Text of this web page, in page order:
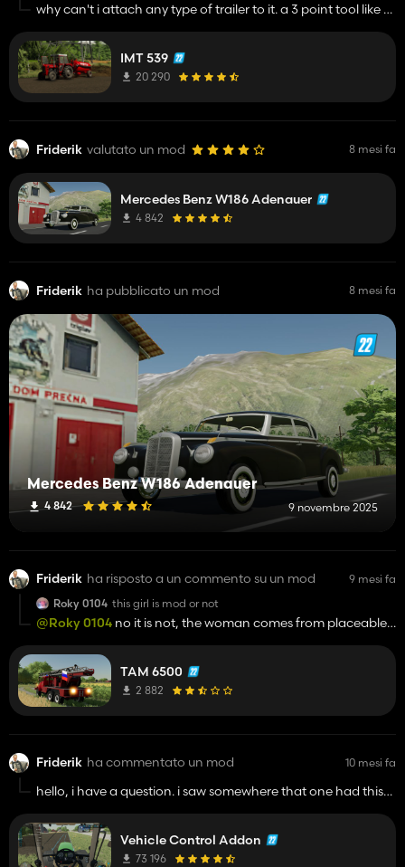
why can't i attach any type of trailer to it. a 3 point tool like a
the mod broken or am i an idiot
IMT 539
20 290
Friderik valutato un mod 8 mesi fa
Mercedes Benz W186 Adenauer
4 842
Friderik ha pubblicato un mod 8 mesi fa
Mercedes Benz W186 Adenauer
4 842 9 novembre 2025
Friderik ha risposto a un commento su un mod
9 mesi fa
Roky 0104 this girl is mod or not
@Roky 0104 no it is not, the woman comes from placeable
TAM 6500
2 882
Friderik ha commentato un mod 10 mesi fa
hello, i have a question. i saw somewhere that one had this
the option i am talking about is hand trottle or *standgas*
where the vehicle drives in gear without a driver. i would
really appreciate if someone told me.
Vehicle Control Addon
73 196